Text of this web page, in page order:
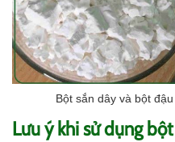
Bột sắn dây và bột
Lưu ý khi sử dụng